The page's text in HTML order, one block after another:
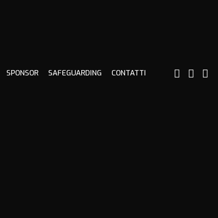
SPONSOR SAFEGUARDING CONTATTI